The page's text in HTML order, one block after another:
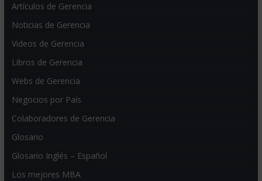
Artículos de Gerencia
Noticias de Gerencia
Videos de Gerencia
Libros de Gerencia
Webs de Gerencia
Negocios por País
Colaboradores de Gerencia
Glosario
Glosario Inglés – Español
Los mejores MBA